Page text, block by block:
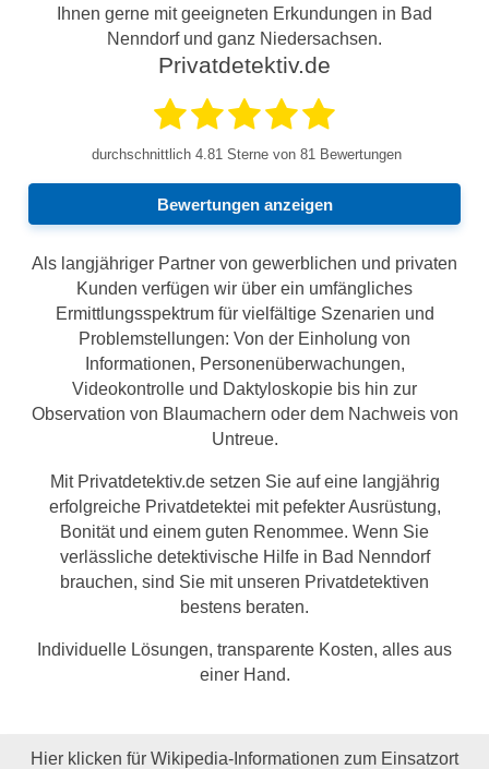
Ihnen gerne mit geeigneten Erkundungen in Bad
Nenndorf und ganz Niedersachsen.
Privatdetektiv.de
durchschnittlich 4.81 Sterne von 81 Bewertungen
Bewertungen anzeigen
Als langjähriger Partner von gewerblichen und privaten
Kunden verfügen wir über ein umfängliches
Ermittlungsspektrum für vielfältige Szenarien und
Problemstellungen: Von der Einholung von
Informationen, Personenüberwachungen,
Videokontrolle und Daktyloskopie bis hin zur
Observation von Blaumachern oder dem Nachweis von
Untreue.
Mit Privatdetektiv.de setzen Sie auf eine langjährig
erfolgreiche Privatdetektei mit pefekter Ausrüstung,
Bonität und einem guten Renommee. Wenn Sie
verlässliche detektivische Hilfe in Bad Nenndorf
brauchen, sind Sie mit unseren Privatdetektiven
bestens beraten.
Individuelle Lösungen, transparente Kosten, alles aus
einer Hand.
Hier klicken für Wikipedia-Informationen zum Einsatzort